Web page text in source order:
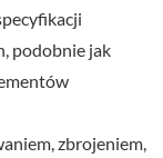
podobnie jak
zbrojeniem,